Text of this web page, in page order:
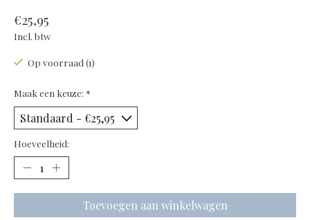
€25,95
Incl. btw
Op voorraad (1)
Maak een keuze: *
Hoeveelheid:
Toevoegen aan winkelwagen